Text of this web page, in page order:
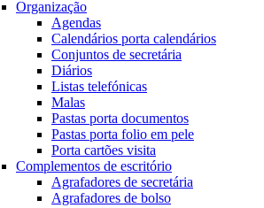
Organização
Agendas
Calendários porta calendários
Conjuntos de secretária
Diários
Listas telefónicas
Malas
Pastas porta documentos
Pastas porta folio em pele
Porta cartões visita
Complementos de escritório
Agrafadores de secretária
Agrafadores de bolso